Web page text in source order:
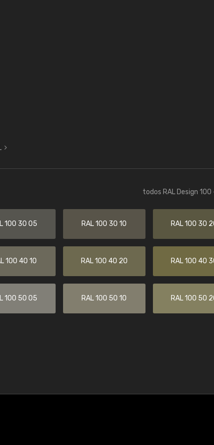
todos RAL Design 100
100 30 05 RAL 100 30 10 RAL 100 30
100 40 10 RAL 100 40 20 RAL 100 40
100 50 05 RAL 100 50 10 RAL 100 50